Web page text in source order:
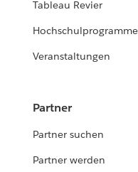
Tableau Revier
Hochschulprogramme
Veranstaltungen
Partner
Partner suchen
Partner werden